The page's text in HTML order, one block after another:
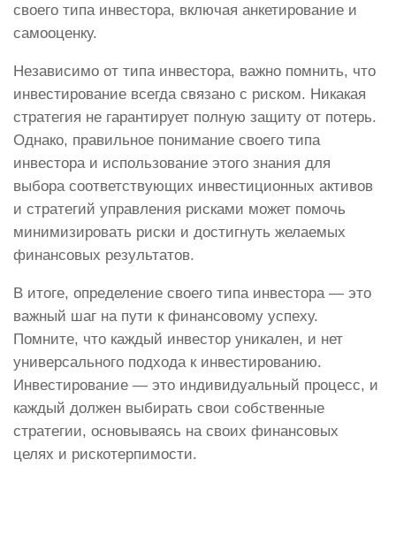
своего типа инвестора, включая анкетирование и
самооценку.
Независимо от типа инвестора, важно помнить, что
инвестирование всегда связано с риском. Никакая
стратегия не гарантирует полную защиту от потерь.
Однако, правильное понимание своего типа
инвестора и использование этого знания для
выбора соответствующих инвестиционных активов
и стратегий управления рисками может помочь
минимизировать риски и достигнуть желаемых
финансовых результатов.
В итоге, определение своего типа инвестора — это
важный шаг на пути к финансовому успеху.
Помните, что каждый инвестор уникален, и нет
универсального подхода к инвестированию.
Инвестирование — это индивидуальный процесс, и
каждый должен выбирать свои собственные
стратегии, основываясь на своих финансовых
целях и рискотерпимости.